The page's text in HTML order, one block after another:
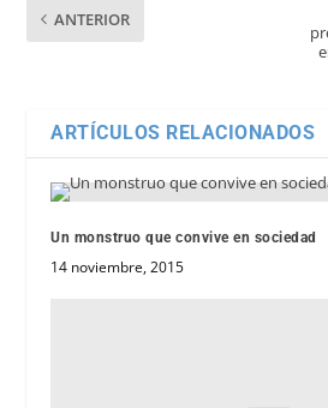
ANTERIOR
ARTÍCULOS RELACIONADOS
Un monstruo que convive en sociedad
14 noviembre, 2015